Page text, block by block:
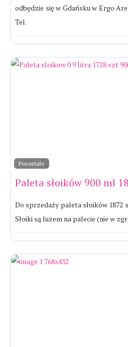
odbędzie się w Gdańsku w Ergo
Tel.
Pozostałe
Paleta słoików 900 ml
Do sprzedaży paleta słoików 1872
Słoiki są luzem na palecie (nie w